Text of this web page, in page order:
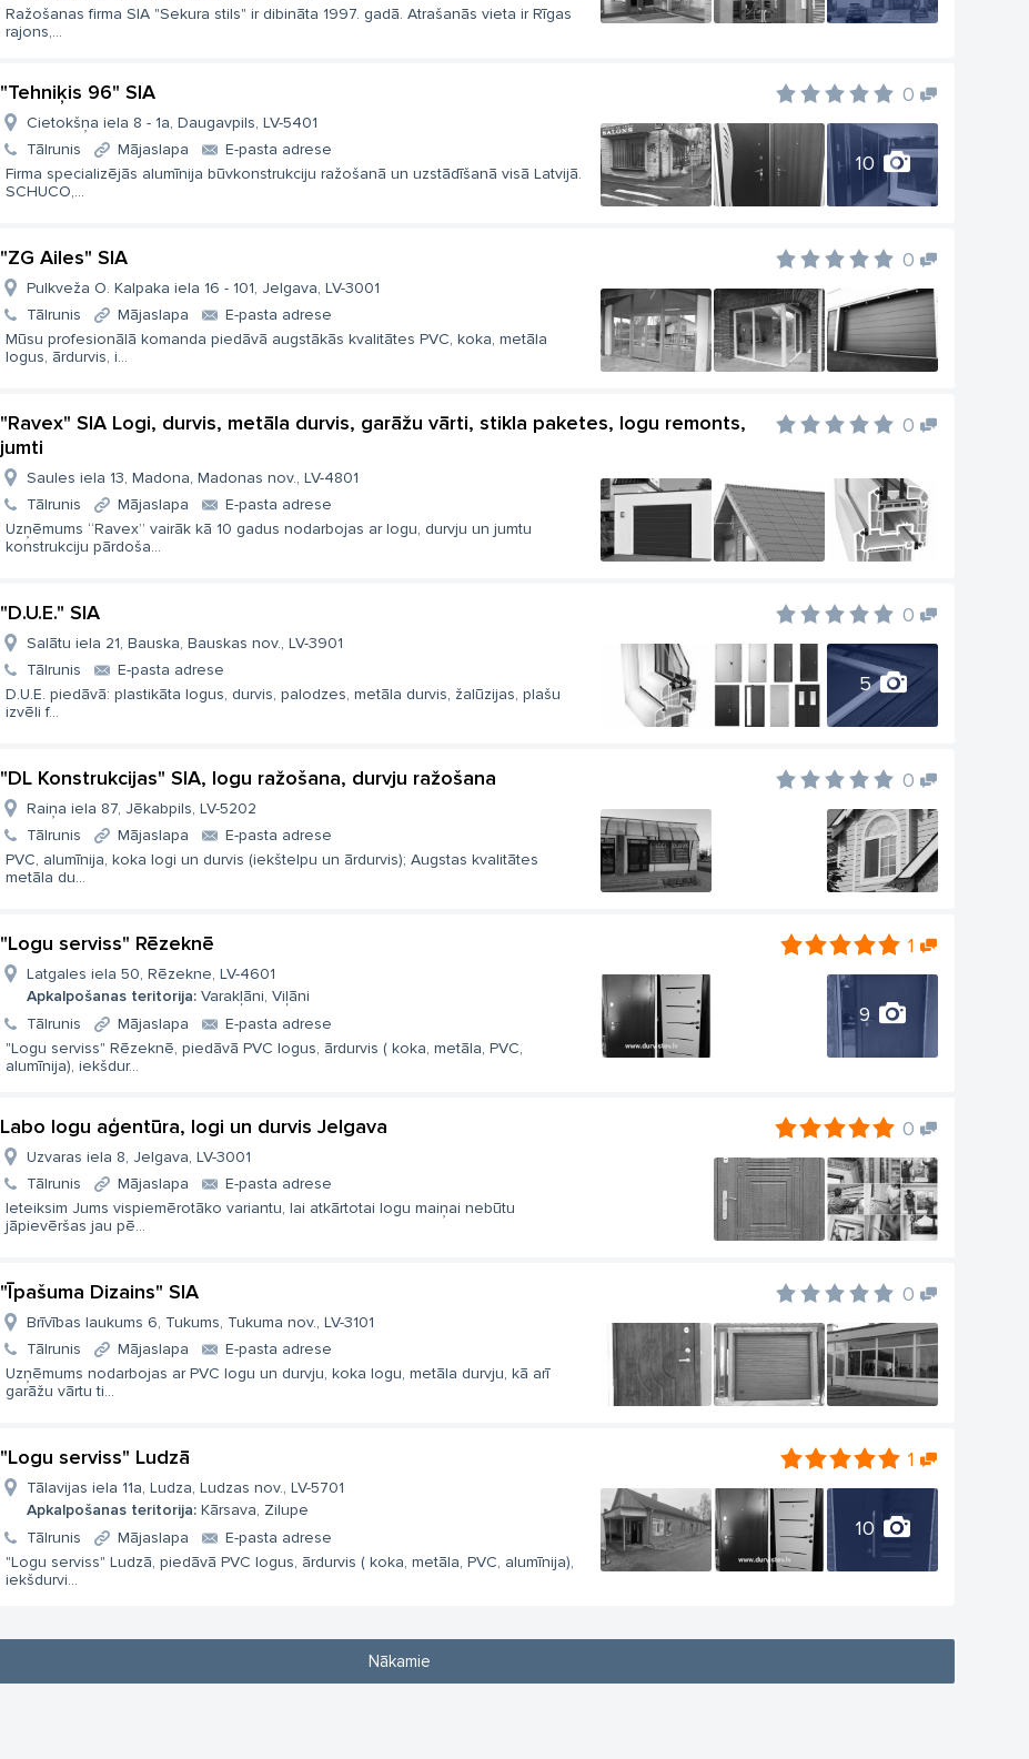
Ražošanas firma SIA "Sekura stils" ir dibināta 1997. gadā. Atrašanās vieta ir Rīgas
rajons,...
"Tehniķis 96" SIA 0
10
Cietokšņa iela 8 - 1a, Daugavpils, LV-5401
Tālrunis
Mājaslapa
E-pasta adrese
Firma specializējās alumīnija būvkonstrukciju ražošanā un uzstādīšanā visā Latvijā.
SCHUCO,...
"ZG Ailes" SIA 0
Pulkveža O. Kalpaka iela 16 - 101, Jelgava, LV-3001
Tālrunis
Mājaslapa
E-pasta adrese
Mūsu profesionālā komanda piedāvā augstākās kvalitātes PVC, koka, metāla
logus, ārdurvis, i...
"Ravex" SIA Logi, durvis, metāla durvis, garāžu vārti, stikla paketes, logu remonts,
jumti
0
Saules iela 13, Madona, Madonas nov., LV-4801
Tālrunis
Mājaslapa
E-pasta adrese
Uzņēmums “Ravex” vairāk kā 10 gadus nodarbojas ar logu, durvju un jumtu
konstrukciju pārdoša...
"D.U.E." SIA 0
5
Salātu iela 21, Bauska, Bauskas nov., LV-3901
Tālrunis
E-pasta adrese
D.U.E. piedāvā: plastikāta logus, durvis, palodzes, metāla durvis, žalūzijas, plašu
izvēli f...
"DL Konstrukcijas" SIA, logu ražošana, durvju ražošana 0
Raiņa iela 87, Jēkabpils, LV-5202
Tālrunis
Mājaslapa
E-pasta adrese
PVC, alumīnija, koka logi un durvis (iekštelpu un ārdurvis); Augstas kvalitātes
metāla du...
"Logu serviss" Rēzeknē 1
9
Latgales iela 50, Rēzekne, LV-4601
Apkalpošanas teritorija: Varakļāni, Viļāni
Tālrunis
Mājaslapa
E-pasta adrese
"Logu serviss" Rēzeknē, piedāvā PVC logus, ārdurvis ( koka, metāla, PVC,
alumīnija), iekšdur...
Labo logu aģentūra, logi un durvis Jelgava 0
Uzvaras iela 8, Jelgava, LV-3001
Tālrunis
Mājaslapa
E-pasta adrese
Ieteiksim Jums vispiemērotāko variantu, lai atkārtotai logu maiņai nebūtu
jāpievēršas jau pē...
"Īpašuma Dizains" SIA 0
Brīvības laukums 6, Tukums, Tukuma nov., LV-3101
Tālrunis
Mājaslapa
E-pasta adrese
Uzņēmums nodarbojas ar PVC logu un durvju, koka logu, metāla durvju, kā arī
garāžu vārtu ti...
"Logu serviss" Ludzā 1
10
Tālavijas iela 11a, Ludza, Ludzas nov., LV-5701
Apkalpošanas teritorija: Kārsava, Zilupe
Tālrunis
Mājaslapa
E-pasta adrese
"Logu serviss" Ludzā, piedāvā PVC logus, ārdurvis ( koka, metāla, PVC, alumīnija),
iekšdurvi...
Nākamie